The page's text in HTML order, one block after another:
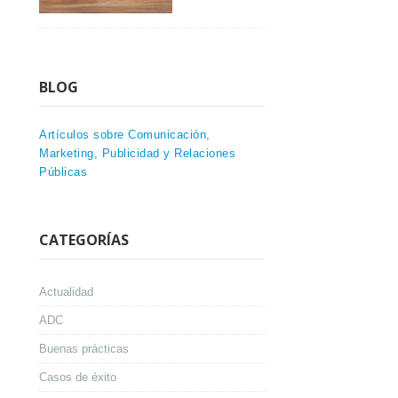
BLOG
Artículos sobre Comunicación,
Marketing, Publicidad y Relaciones
Públicas
CATEGORÍAS
Actualidad
ADC
Buenas prácticas
Casos de éxito